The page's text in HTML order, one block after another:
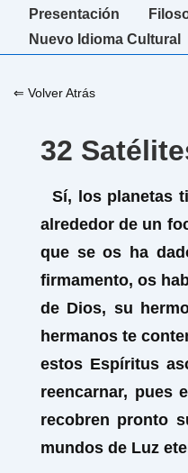
Saltar
contenido
Navegación
principal
Presentación
Nuevo Idioma Cultural
⇐ Volver Atrás
32
Sí, los planetas
alrededor de un
que se os ha
firmamento, os
de Dios, su
hermanos te
estos Espíritus
reencarnar, pues
recobren pronto
mundos de Luz